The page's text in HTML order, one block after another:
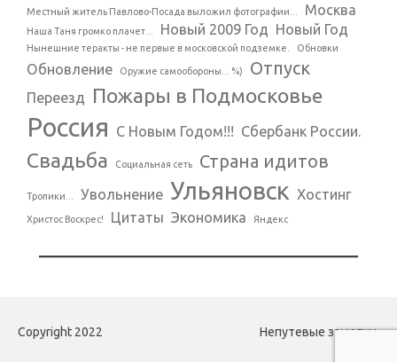
Местный житель Павлово-Посада выложил фотографии... Москва
Наша Таня громко плачет... Новый 2009 Год Новый Год
Нынешние теракты - не первые в московской подземке. Обновки
Обновление Оружие самообороны... %) Отпуск
Переезд Пожары в Подмосковье
Россия С Новым Годом!!! Сбербанк России.
Свадьба Социальная сеть Страна идитов
Тропики... Увольнение Ульяновск Хостинг
Христос Воскрес! Цитаты Экономика Яндекс
Copyright 2022 Непутевые заметки.